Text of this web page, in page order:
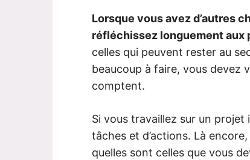
Lorsque vous avez d’autres
réfléchissez longuement aux
celles qui peuvent rester au
beaucoup à faire, vous devez
comptent.
Si vous travaillez sur un
tâches et d’actions. Là
quelles sont celles que vous